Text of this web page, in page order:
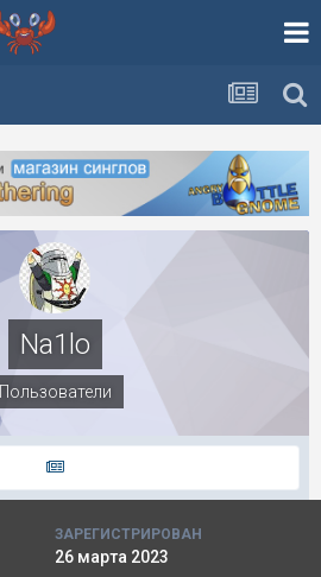
Na1lo
Пользователи
ЗАРЕГИСТРИРОВАН
26 марта 2023